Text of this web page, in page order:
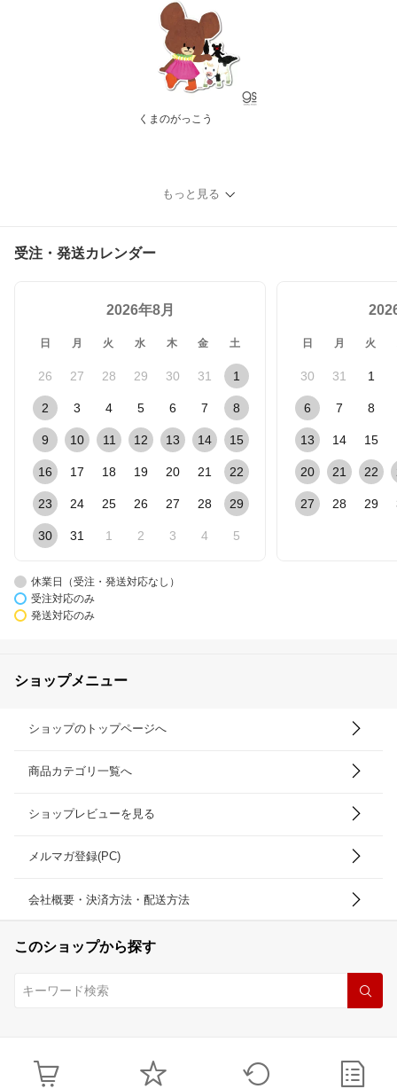
くまのがっこう
もっと見る
受注・発送カレンダー
2026年8月
日 月 火 水 木 金 土
26 27 28 29 30 31 1
2 3 4 5 6 7 8
9 10 11 12 13 14 15
16 17 18 19 20 21 22
23 24 25 26 27 28 29
30 31 1 2 3 4 5
日 月 火
30 31 1
6 7 8
13 14 15
20 21 22
27 28 29
休業日（受注・発送対応なし）
受注対応のみ
発送対応のみ
ショップメニュー
ショップのトップページへ
商品カテゴリ一覧へ
ショップレビューを見る
メルマガ登録(PC)
会社概要・決済方法・配送方法
このショップから探す